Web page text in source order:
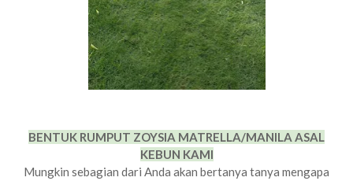
BENTUK RUMPUT ZOYSIA MATRELLA/MANILA ASAL
KEBUN KAMI
Mungkin sebagian dari Anda akan bertanya tanya mengapa